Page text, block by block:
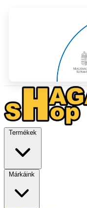
Termékek
Márkáink